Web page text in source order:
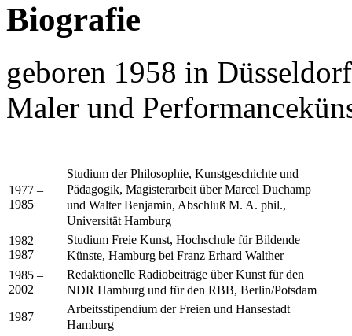
Biografie
geboren 1958 in Düsseldorf
Maler und
1977 –
1985
Studium der Philosophie, Kunstgeschichte und
Pädagogik, Magisterarbeit über Marcel Duchamp
und Walter Benjamin, Abschluß M. A. phil.,
Universität Hamburg
1982 –
1987
Studium Freie Kunst, Hochschule für Bildende
Künste, Hamburg bei Franz Erhard Walther
1985 –
2002
Redaktionelle Radiobeiträge über Kunst für den
NDR Hamburg und für den RBB, Berlin/Potsdam
1987
Arbeitsstipendium der Freien und Hansestadt
Hamburg